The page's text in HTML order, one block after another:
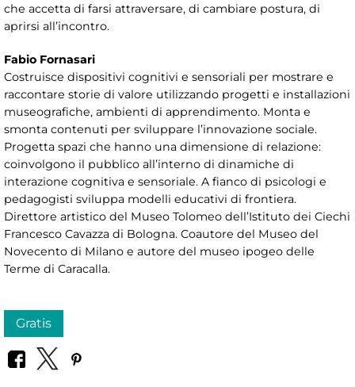
che accetta di farsi attraversare, di cambiare postura, di
aprirsi all’incontro.
Fabio Fornasari
Costruisce dispositivi cognitivi e sensoriali per mostrare e
raccontare storie di valore utilizzando progetti e installazioni
museografiche, ambienti di apprendimento. Monta e
smonta contenuti per sviluppare l’innovazione sociale.
Progetta spazi che hanno una dimensione di relazione:
coinvolgono il pubblico all’interno di dinamiche di
interazione cognitiva e sensoriale. A fianco di psicologi e
pedagogisti sviluppa modelli educativi di frontiera.
Direttore artistico del Museo Tolomeo dell’Istituto dei Ciechi
Francesco Cavazza di Bologna. Coautore del Museo del
Novecento di Milano e autore del museo ipogeo delle
Terme di Caracalla.
Gratis